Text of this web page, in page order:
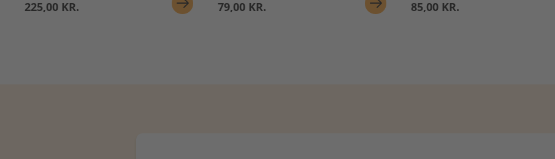
225,00 KR. 79,00 KR. 85,00 KR.